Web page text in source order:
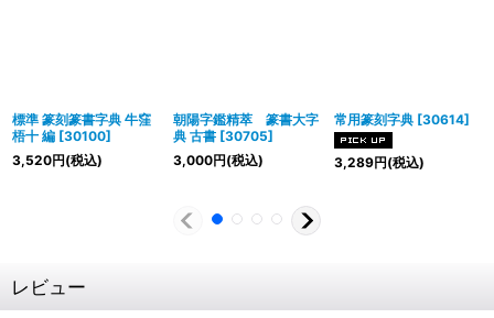
標準 篆刻篆書字典 牛窪
梧十 編 [30100]
3,520円(税込)
朝陽字鑑精萃 篆書大字
典 古書 [30705]
3,000円(税込)
常用篆刻字典 [30614]
3,289円(税込)
レビュー